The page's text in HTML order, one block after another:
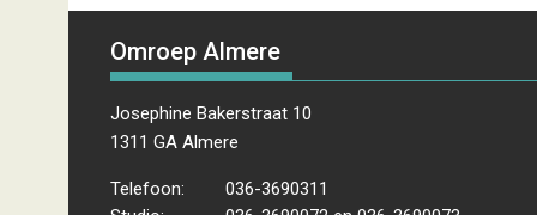
Omroep Almere
Josephine Bakerstraat 10
1311 GA Almere
Telefoon:
036-3690311